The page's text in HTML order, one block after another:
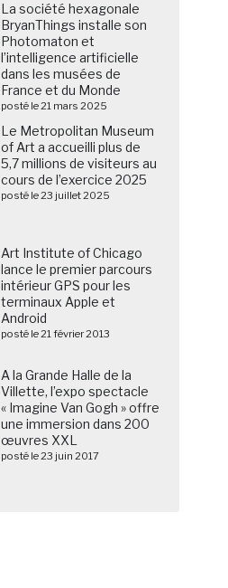
La société hexagonale
BryanThings installe son
Photomaton et
l’intelligence artificielle
dans les musées de
France et du Monde
posté le 21 mars 2025
Le Metropolitan Museum
of Art a accueilli plus de
5,7 millions de visiteurs au
cours de l’exercice 2025
posté le 23 juillet 2025
Art Institute of Chicago
lance le premier parcours
intérieur GPS pour les
terminaux Apple et
Android
posté le 21 février 2013
A la Grande Halle de la
Villette, l’expo spectacle
« Imagine Van Gogh » offre
une immersion dans 200
œuvres XXL
posté le 23 juin 2017